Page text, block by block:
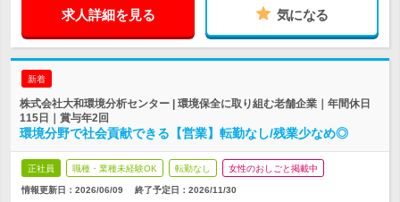
求人詳細を見る 気になる
新着
株式会社大和環境分析センター | 環境保全に取り組む老舗企業｜年間休日
115日｜賞与年2回
環境分野で社会貢献できる【営業】転勤なし/残業少なめ◎
正社員 職種・業種未経験OK 転勤なし 女性のおしごと掲載中
情報更新日：2026/06/09 終了予定日： 2026/11/30